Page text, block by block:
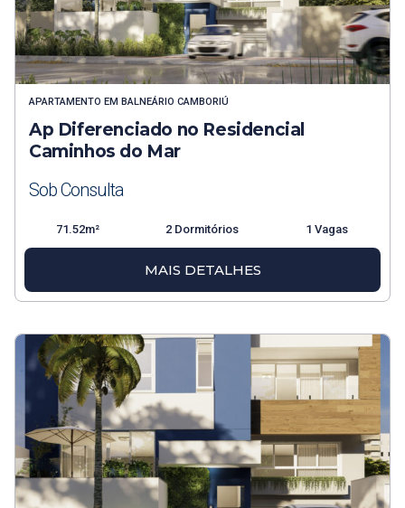
APARTAMENTO EM BALNEÁRIO CAMBORIÚ
Ap Diferenciado no Residencial
Caminhos do Mar
Sob Consulta
71.52m² 2 Dormitórios 1 Vagas
MAIS DETALHES